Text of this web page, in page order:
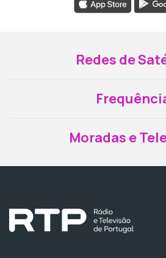
Redes de
Moradas e